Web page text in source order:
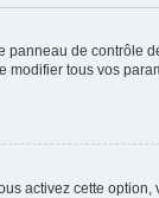
de contrôle
modifier tous vos
activez cette